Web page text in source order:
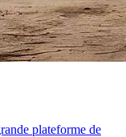
plateforme de